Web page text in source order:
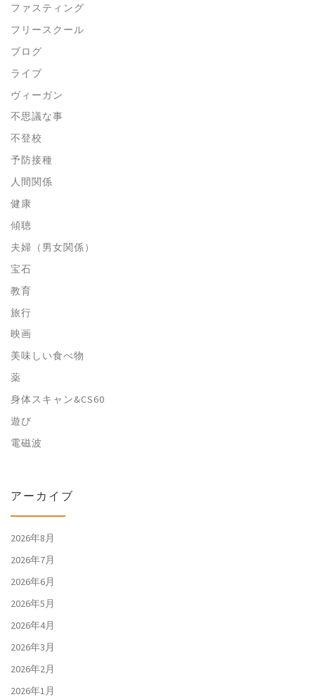
ファスティング
フリースクール
ブログ
ライブ
ヴィーガン
不思議な事
不登校
予防接種
人間関係
健康
傾聴
夫婦（男女関係）
宝石
教育
旅行
映画
美味しい食べ物
薬
身体スキャン&CS60
遊び
電磁波
アーカイブ
2026年8月
2026年7月
2026年6月
2026年5月
2026年4月
2026年3月
2026年2月
2026年1月